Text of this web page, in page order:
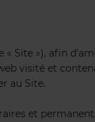
Site »), afin
visité et
au Site.
et